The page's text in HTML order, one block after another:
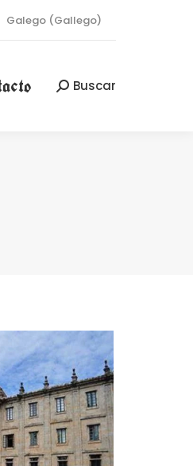
Galego (Gallego)
Buscar:
Buscar
Buscar